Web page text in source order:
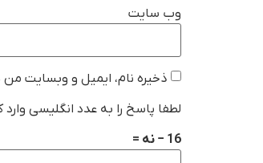
وب‌ سایت
ذخیره نام، ایمیل و وبسایت من
لطفا پاسخ را به عدد انگلیسی وارد
16 − نه =